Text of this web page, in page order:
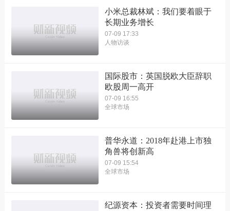
小米总裁林斌：我们要着眼于
长期业务增长
07-09 17:33
人物访谈
国际股市：英国脱欧大臣辞职
欧股周一高开
07-09 16:55
全球市场
普华永道：2018年赴港上市独
角兽将创新高
07-09 15:54
全球市场
纪源资本：投资者需要时间理